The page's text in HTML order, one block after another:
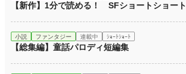
【新作】1分で読める！ SFショートショート
小説 ファンタジー 連載中 ｼｮｰﾄｼｮｰﾄ
【総集編】童話パロディ短編集